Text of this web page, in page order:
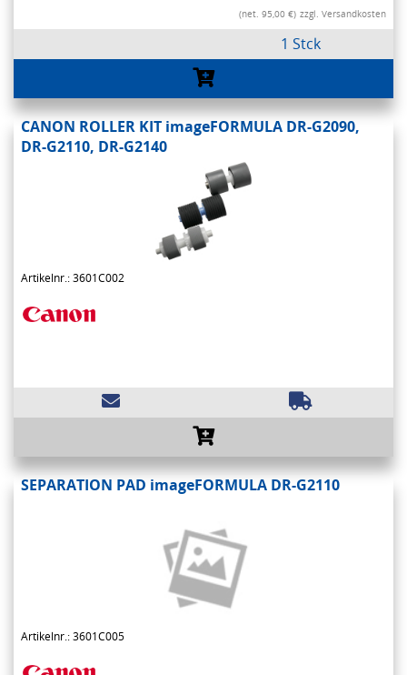
(net. 95,00 €) zzgl. Versandkosten
1 Stck
CANON ROLLER KIT imageFORMULA DR-G2090,
DR-G2110, DR-G2140
Artikelnr.: 3601C002
SEPARATION PAD imageFORMULA DR-G2110
Artikelnr.: 3601C005